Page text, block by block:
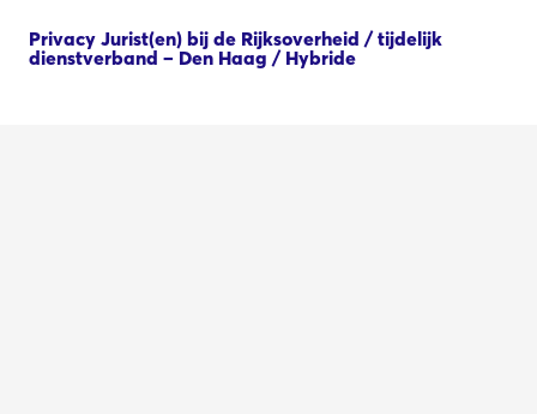
Privacy Jurist(en) bij de Rijksoverheid / tijdelijk
dienstverband – Den Haag / Hybride